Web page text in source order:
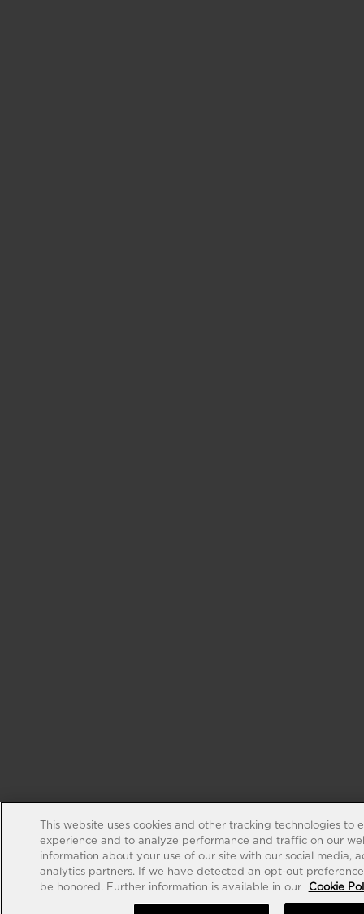
This website uses cookies and other tracking technologies to
experience and to analyze performance and traffic on our
information about your use of our site with our social media,
analytics partners. If we have detected an opt-out
be honored. Further information is available in our
Cookie